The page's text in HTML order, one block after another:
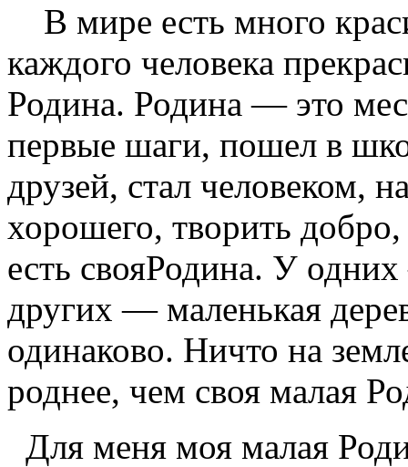
В мире есть много
каждого человека
Родина. Родина — это
первые шаги, пошел в
друзей, стал человеком,
хорошего, творить
есть свояРодина. У
других — маленькая
одинаково. Ничто на
роднее, чем своя малая
Для меня моя малая